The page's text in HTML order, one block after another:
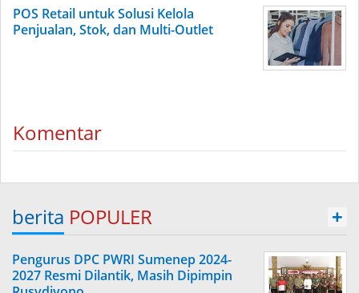
POS Retail untuk Solusi Kelola
Penjualan, Stok, dan Multi-Outlet
Komentar
berita POPULER +
Pengurus DPC PWRI Sumenep 2024-
2027 Resmi Dilantik, Masih Dipimpin